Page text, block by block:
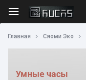
Главная Сяоми Эко
Умные часы